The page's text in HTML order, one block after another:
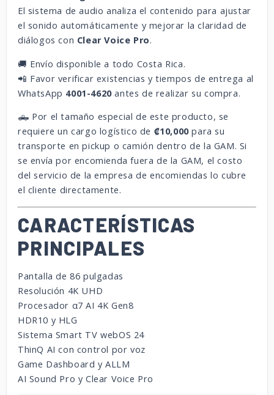
El sistema de audio analiza el contenido para ajustar
el sonido automáticamente y mejorar la claridad de
diálogos con Clear Voice Pro.
🚚 Envío disponible a todo Costa Rica.
📲 Favor verificar existencias y tiempos de entrega al
WhatsApp 4001-4620antes de realizar su compra.
🛻 Por el tamaño especial de este producto, se
requiere un cargo logístico de ₡10,000para su
transporte en pickup o camión dentro de la GAM. Si
se envía por encomienda fuera de la GAM, el costo
del servicio de la empresa de encomiendas lo cubre
el cliente directamente.
CARACTERÍSTICAS
PRINCIPALES
Pantalla de 86 pulgadas
Resolución 4K UHD
Procesador α7 AI 4K Gen8
HDR10 y HLG
Sistema Smart TV webOS 24
ThinQ AI con control por voz
Game Dashboard y ALLM
AI Sound Pro y Clear Voice Pro